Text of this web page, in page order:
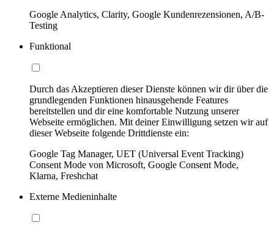
Google Analytics, Clarity, Google Kundenrezensionen, A/B-
Testing
Funktional
Durch das Akzeptieren dieser Dienste können wir dir über die
grundlegenden Funktionen hinausgehende Features
bereitstellen und dir eine komfortable Nutzung unserer
Webseite ermöglichen. Mit deiner Einwilligung setzen wir auf
dieser Webseite folgende Drittdienste ein:
Google Tag Manager, UET (Universal Event Tracking)
Consent Mode von Microsoft, Google Consent Mode,
Klarna, Freshchat
Externe Medieninhalte